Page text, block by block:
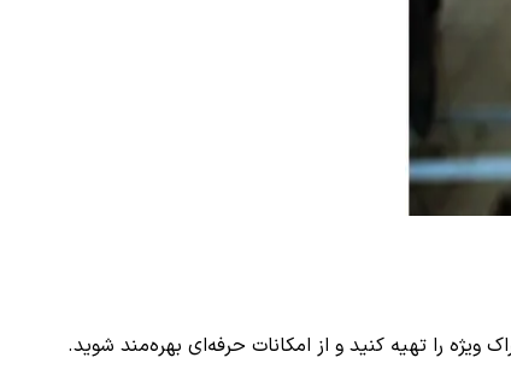
را تهیه کنید و از امکانات حرفه‌ای بهره‌مند شوید.